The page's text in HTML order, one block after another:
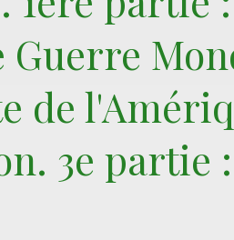
de
3e partie :